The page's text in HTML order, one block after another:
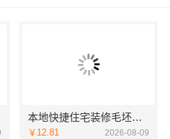
本地快捷住宅装修毛坯房，本地快装（湖北）科技有限公司省心到家
￥12.81 2026-08-09